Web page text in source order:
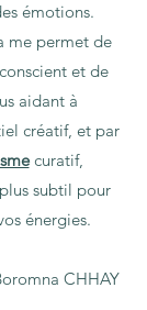
émotions.
me permet de
et de
aidant à
créatif, et par
curatif,
subtil pour
énergies.
CHHAY